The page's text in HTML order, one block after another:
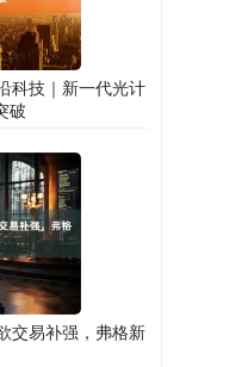
科技｜新一代光计
破
交易补强，弗格新